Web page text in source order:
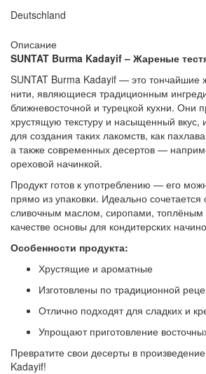
Deutschland
Описание
SUNTAT Burma Kadayif – Жареные
SUNTAT Burma Kadayif — это тончайшие
нити, являющиеся традиционным
ближневосточной и турецкой кухни. Они
хрустящую текстуру и насыщенный вкус,
для создания таких лакомств, как
а также современных десертов —
ореховой начинкой.
Продукт готов к употреблению — его
прямо из упаковки. Идеально сочетается
сливочным маслом, сиропами,
качестве основы для кондитерских
Особенности продукта:
Хрустящие и ароматные
Изготовлены по традиционной
Отлично подходят для сладких и
Упрощают приготовление
Превратите свои десерты в
Kadayif!